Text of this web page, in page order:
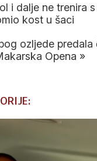
i dalje ne trenira
kost u šaci
ozljede
Opena »